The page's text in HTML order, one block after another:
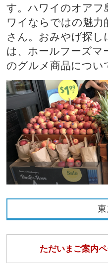
す。ハワイのオアフ
ワイならではの魅力
さん。おみやげ探
は、ホールフーズマ
のグルメ商品につい
名
ただいまご案内